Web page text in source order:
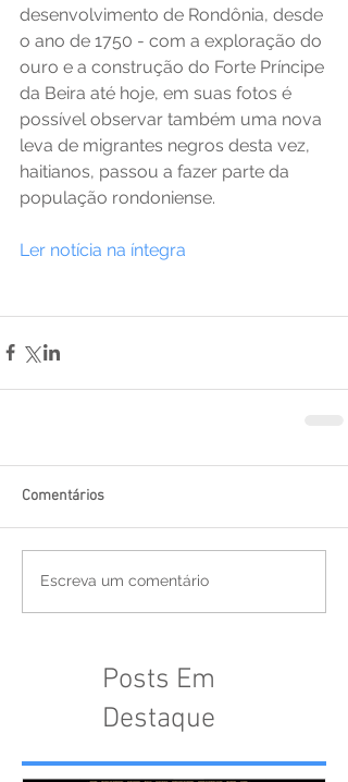
desenvolvimento de Rondônia, desde
o ano de 1750 - com a exploração do
ouro e a construção do Forte Príncipe
da Beira até hoje, em suas fotos é
possível observar também uma nova
leva de migrantes negros desta vez,
haitianos, passou a fazer parte da
população rondoniense.
Ler notícia na íntegra
Comentários
Escreva um comentário
Posts Em
Destaque